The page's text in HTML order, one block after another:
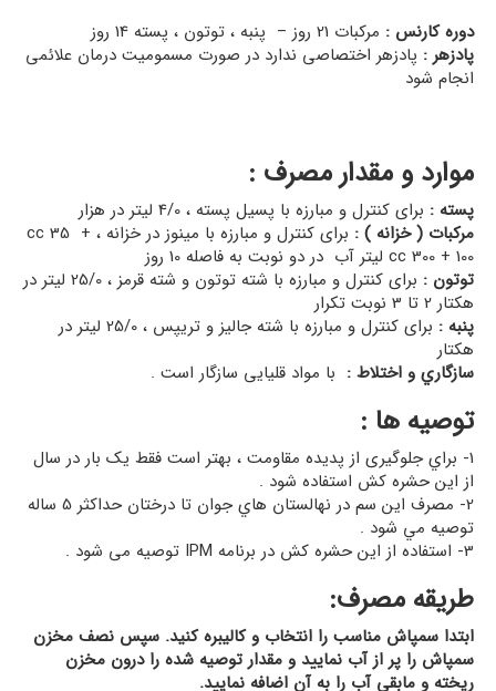
دوره کارنس : مرکبات 21 روز – پنبه ، توتون ، پسته 14 روز
پادزهر : پادزهر اختصاصی ندارد در صورت مسمومیت درمان علائمی
انجام شود
موارد و مقدار مصرف :
پسته : برای کنترل و مبارزه با پسیل پسته ، 4/0 لیتر در هزار
مرکبات ( خزانه ) :
برای کنترل و مبارزه با مینوز در خزانه ، cc 35 +
cc 300 + 100 لیتر آب در دو نوبت به فاصله 10 روز
توتون :
برای کنترل و مبارزه با شته توتون و شته قرمز ، 25/0 ليتر در
هكتار 2 تا 3 نوبت تکرار
پنبه :
برای کنترل و مبارزه با شته جالیز و تریپس ، 25/0 ليتر در
هكتار
سازگاري و اختلاط : با مواد قلیایی سازگار است .
توصيه ها :
1- براي جلوگیری از پدیده مقاومت ، بهتر است فقط یک بار در سال
از این حشره کش استفاده شود .
2- مصرف اين سم در نهالستان هاي جوان تا درختان حداکثر 5 ساله
توصيه مي شود .
3- استفاده از این حشره کش در برنامه IPM توصیه می شود .
طریقه مصرف:
ابتدا سمپاش مناسب را انتخاب و کالیبره کنید. سپس نصف مخزن
سمپاش را پر از آب نمایید و مقدار توصیه شده را درون مخزن
ریخته و مابقی آب را به آن اضافه نمایید.